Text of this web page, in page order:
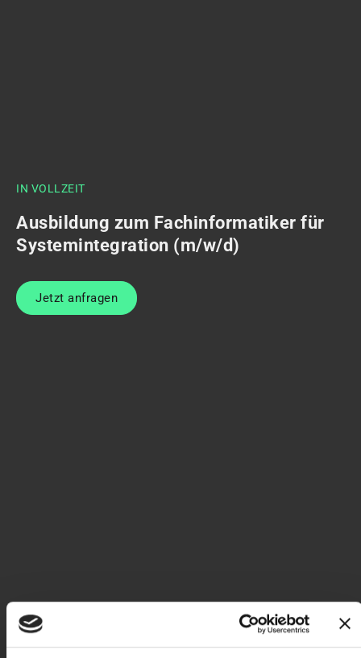
IN VOLLZEIT
Ausbildung zum Fachinformatiker für
Systemintegration (m/w/d)
Jetzt anfragen